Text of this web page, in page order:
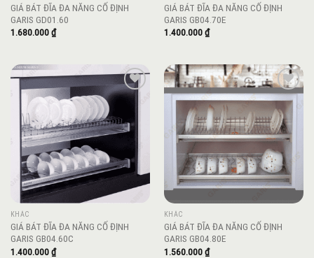
GIÁ BÁT ĐĨA ĐA NĂNG CỐ ĐỊNH
GARIS GD01.60
1.680.000₫
GIÁ BÁT ĐĨA ĐA NĂNG CỐ ĐỊNH
GARIS GB04.70E
1.400.000₫
KHÁC
GIÁ BÁT ĐĨA ĐA NĂNG CỐ ĐỊNH
GARIS GB04.60C
1.400.000₫
Add to
wishlist
KHÁC
GIÁ BÁT ĐĨA ĐA NĂNG CỐ ĐỊNH
GARIS GB04.80E
1.560.000₫